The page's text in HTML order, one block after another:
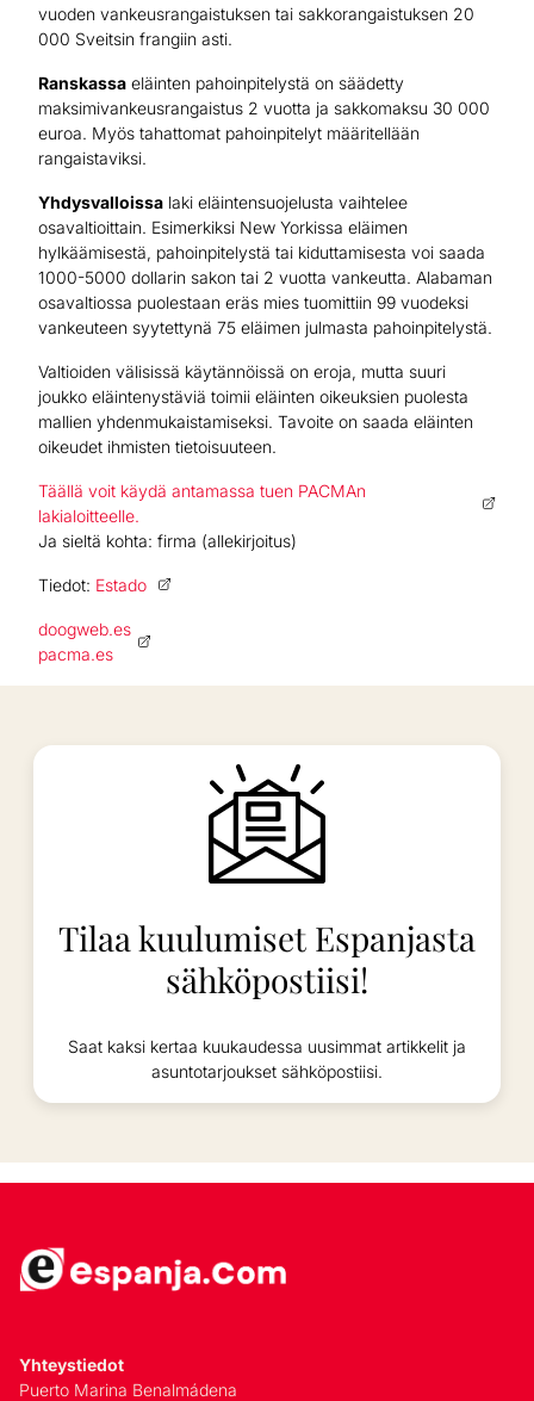
vuoden vankeusrangaistuksen tai sakkorangaistuksen 20
000 Sveitsin frangiin asti.
Ranskassa eläinten pahoinpitelystä on säädetty
maksimivankeusrangaistus 2 vuotta ja sakkomaksu 30 000
euroa. Myös tahattomat pahoinpitelyt määritellään
rangaistaviksi.
Yhdysvalloissa laki eläintensuojelusta vaihtelee
osavaltioittain. Esimerkiksi New Yorkissa eläimen
hylkäämisestä, pahoinpitelystä tai kiduttamisesta voi saada
1000-5000 dollarin sakon tai 2 vuotta vankeutta. Alabaman
osavaltiossa puolestaan eräs mies tuomittiin 99 vuodeksi
vankeuteen syytettynä 75 eläimen julmasta pahoinpitelystä.
Valtioiden välisissä käytännöissä on eroja, mutta suuri
joukko eläintenystäviä toimii eläinten oikeuksien puolesta
mallien yhdenmukaistamiseksi. Tavoite on saada eläinten
oikeudet ihmisten tietoisuuteen.
Täällä voit käydä antamassa tuen PACMAn
lakialoitteelle.
Ja sieltä kohta: firma (allekirjoitus)
Tiedot: Estado
doogweb.es
pacma.es
Tilaa kuulumiset Espanjasta
sähköpostiisi!
Saat kaksi kertaa kuukaudessa uusimmat artikkelit ja
asuntotarjoukset sähköpostiisi.
Yhteystiedot
Puerto Marina Benalmádena